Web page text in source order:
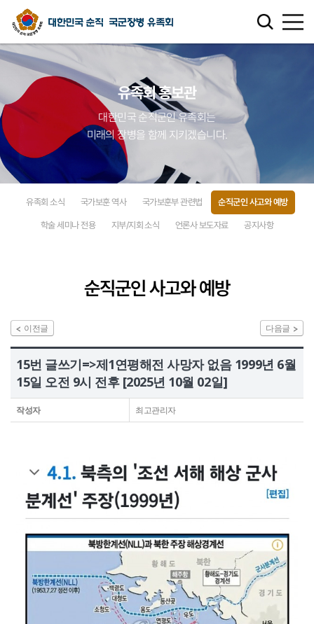
유족회 소개
유족회 홍보관
천국의 별님
순직군인 유가족 찾기
연회비·기부금 안내
정보공개
HOME 유가족회원 로그인
기부금회원 로그인
유족회 홍보관
대한민국 순직군인 유족회는
미래의 장병을 함께 지키겠습니다.
유족회 소식 국가보훈 역사 국가보훈부 관련법 순직군인 사고와 예방
학술 세미나 전용 지부/지회 소식 언론사 보도자료 공지사항
순직군인 사고와 예방
이전글 다음글
15번 글쓰기=>제1연평해전 사망자 없음 1999년 6월
15일 오전 9시 전후 [2025년 10월 02일]
작성자 최고관리자